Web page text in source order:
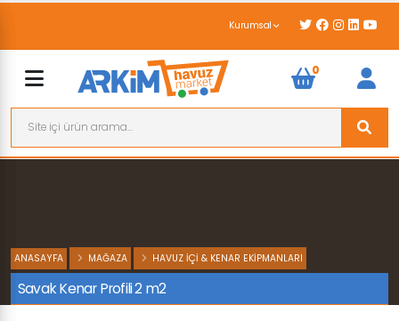
Kurumsal
0
ANASAYFA MAĞAZA HAVUZ İÇI & KENAR EKIPMANLARI
Savak Kenar Profili 2 m2